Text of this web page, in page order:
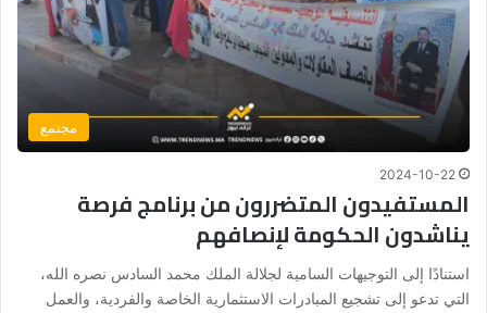
مجتمع
2024-10-22
المستفيدون المتضررون من برنامج فرصة
يناشدون الحكومة لإنصافهم
استنادًا إلى التوجيهات السامية لجلالة الملك محمد السادس نصره الله،
التي تدعو إلى تشجيع المبادرات الاستثمارية الخاصة والفردية، والعمل